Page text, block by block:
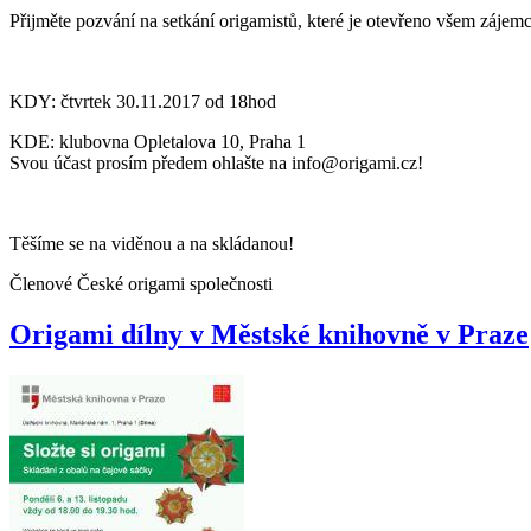
Přijměte pozvání na setkání origamistů, které je otevřeno všem
KDY: čtvrtek 30.11.2017 od 18hod
KDE: klubovna Opletalova 10, Praha 1
Svou účast prosím předem ohlašte na info@origami.cz!
Těšíme se na viděnou a na skládanou!
Členové České origami společnosti
Origami dílny v Městské knihovně v Praze